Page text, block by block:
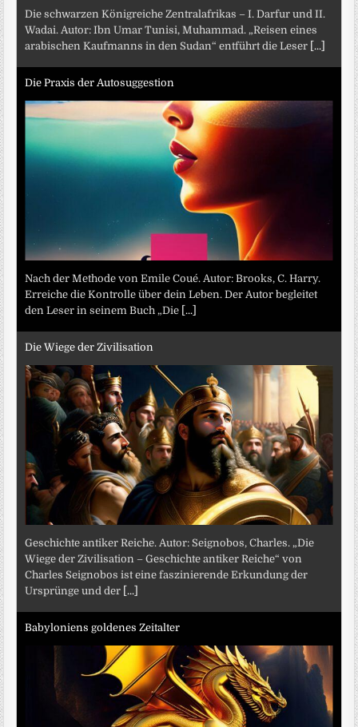
Die schwarzen Königreiche Zentralafrikas – I. Darfur und II.
Wadai. Autor: Ibn Umar Tunisi, Muhammad. „Reisen eines
arabischen Kaufmanns in den Sudan“ entführt die Leser [...]
Die Praxis der Autosuggestion
Nach der Methode von Emile Coué. Autor: Brooks, C. Harry.
Erreiche die Kontrolle über dein Leben. Der Autor begleitet
den Leser in seinem Buch „Die [...]
Die Wiege der Zivilisation
Geschichte antiker Reiche. Autor: Seignobos, Charles. „Die
Wiege der Zivilisation – Geschichte antiker Reiche“ von
Charles Seignobos ist eine faszinierende Erkundung der
Ursprünge und der [...]
Babyloniens goldenes Zeitalter